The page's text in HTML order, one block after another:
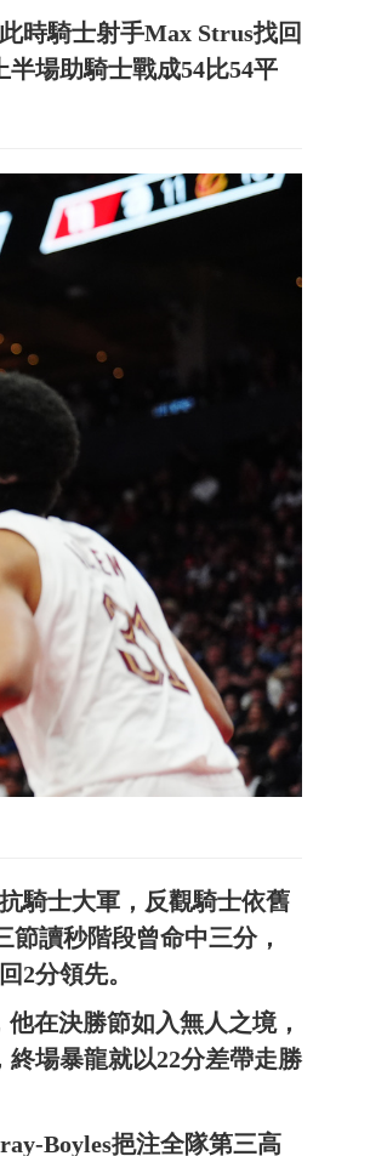
時騎士射手Max Strus找回
場助騎士戰成54比54平
騎士大軍，反觀騎士依舊
讀秒階段曾命中三分，
2分領先。
在決勝節如入無人之境，
場暴龍就以22分差帶走勝
Boyles挹注全隊第三高